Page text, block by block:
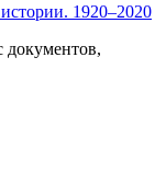
1920–2020